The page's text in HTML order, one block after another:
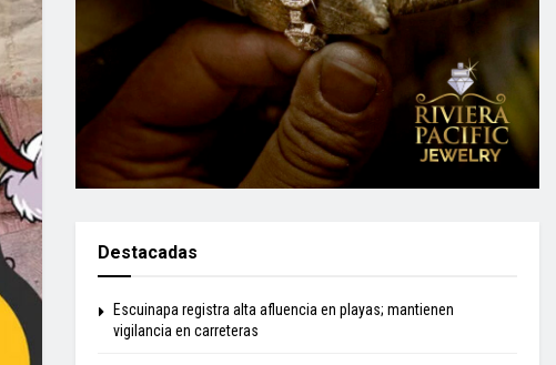
Destacadas
Escuinapa registra alta afluencia en playas; mantienen
vigilancia en carreteras